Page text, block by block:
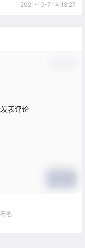
2021-10-7 14:18:27
表评论
吧